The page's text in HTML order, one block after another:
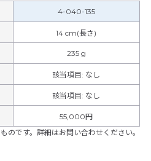
4-040-135
14 cm(長さ)
235 g
該当項目: なし
該当項目: なし
55,000円
のです。詳細はお問い合わせください。